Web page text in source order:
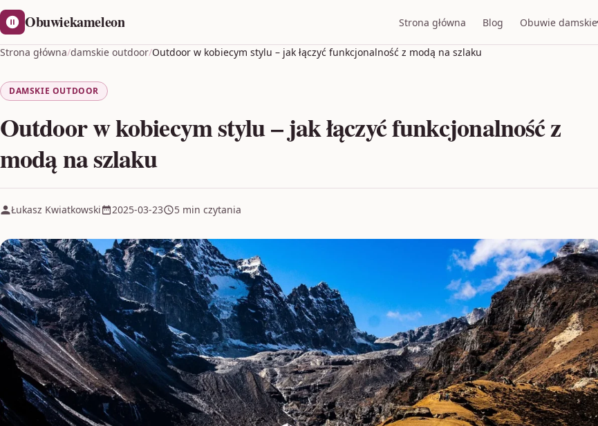
Obuwiekameleon Strona główna Blog Obuwie damskie
Strona główna/damskie outdoor/Outdoor w kobiecym stylu – jak łączyć funkcjonalność z modą na szlaku
DAMSKIE OUTDOOR
Outdoor w kobiecym stylu – jak łączyć funkcjonalność z
modą na szlaku
Łukasz Kwiatkowski 2025-03-23 5 min czytania